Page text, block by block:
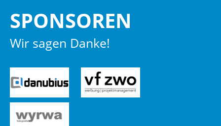
SPON­SO­REN
Wir sagen Danke!